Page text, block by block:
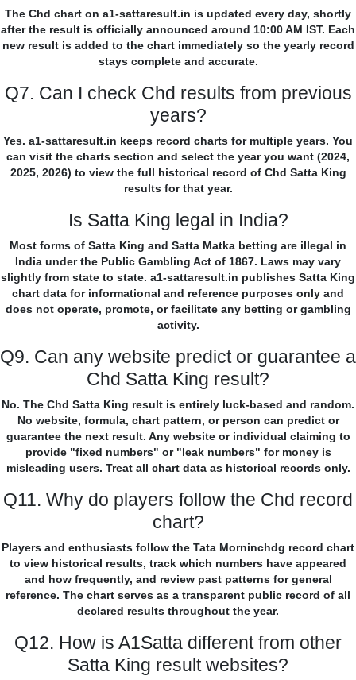
The Chd chart on a1-sattaresult.in is updated every day, shortly
after the result is officially announced around 10:00 AM IST. Each
new result is added to the chart immediately so the yearly record
stays complete and accurate.
Q7. Can I check Chd results from previous
years?
Yes. a1-sattaresult.in keeps record charts for multiple years. You
can visit the charts section and select the year you want (2024,
2025, 2026) to view the full historical record of Chd Satta King
results for that year.
Is Satta King legal in India?
Most forms of Satta King and Satta Matka betting are illegal in
India under the Public Gambling Act of 1867. Laws may vary
slightly from state to state. a1-sattaresult.in publishes Satta King
chart data for informational and reference purposes only and
does not operate, promote, or facilitate any betting or gambling
activity.
Q9. Can any website predict or guarantee a
Chd Satta King result?
No. The Chd Satta King result is entirely luck-based and random.
No website, formula, chart pattern, or person can predict or
guarantee the next result. Any website or individual claiming to
provide "fixed numbers" or "leak numbers" for money is
misleading users. Treat all chart data as historical records only.
Q11. Why do players follow the Chd record
chart?
Players and enthusiasts follow the Tata Morninchdg record chart
to view historical results, track which numbers have appeared
and how frequently, and review past patterns for general
reference. The chart serves as a transparent public record of all
declared results throughout the year.
Q12. How is A1Satta different from other
Satta King result websites?